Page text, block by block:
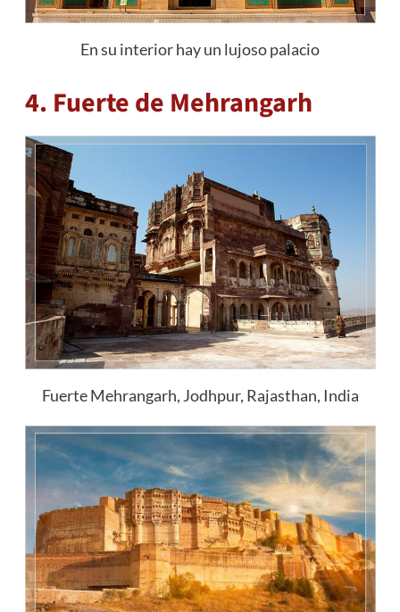
En su interior hay un lujoso palacio
4. Fuerte de Mehrangarh
Fuerte Mehrangarh, Jodhpur, Rajasthan, India